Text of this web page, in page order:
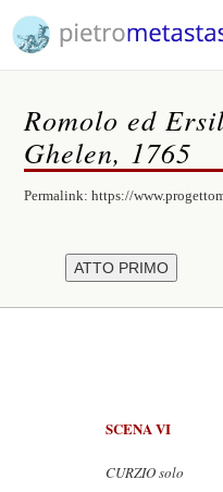
Romolo ed
Ghelen, 1765
Permalink:https://
SCENA VI
CURZIO solo